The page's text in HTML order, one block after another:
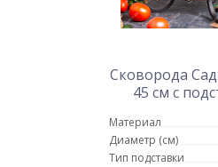
Сковорода
45 см с
Материал
Диаметр (см)
Тип подставки